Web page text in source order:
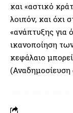
και «αστικό
λοιπόν, και όχι
«ανάπτυξης για
ικανοποίηση
κεφάλαιο
(Αναδημοσίευση